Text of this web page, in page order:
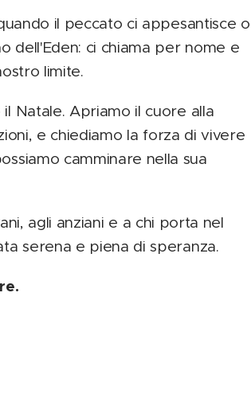
il peccato ci appesantisce o
dell'Eden: ci chiama per nome e
limite.
Natale. Apriamo il cuore alla
e chiediamo la forza di vivere
camminare nella sua
agli anziani e a chi porta nel
serena e piena di speranza.